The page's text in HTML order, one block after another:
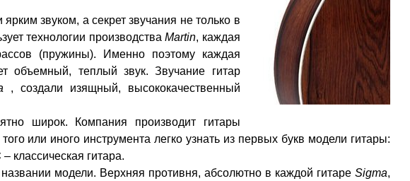
звуком, а секрет звучания не только в
технологии производстваMartin, каждая
(пружины). Именно поэтому каждая
объемный, теплый звук. Звучание гитар
, создали изящный, высококачественный
широк. Компания производит гитары
или иного инструмента легко узнать из первых букв модели гитары:
– классическая гитара.
модели. Верхняя противня, абсолютно в каждой гитаре Sigma,